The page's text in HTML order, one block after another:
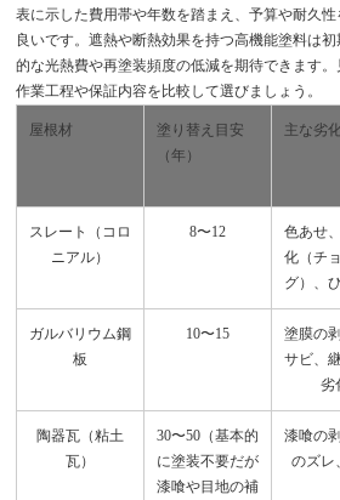
表に示した費用帯や年数を踏まえ、予算や耐久
良いです。遮熱や断熱効果を持つ高機能塗料は
的な光熱費や再塗装頻度の低減を期待できます。
作業工程や保証内容を比較して選びましょう。
屋根材
塗り替え目安
（年）
主な劣
スレート（コロ
ニアル）
8〜12
色あせ
化（チ
グ）、
ガルバリウム鋼
板
10〜15
塗膜の
サビ、
劣
陶器瓦（粘土
瓦）
30〜50（基本的
に塗装不要だが
漆喰や目地の補
漆喰の
のズレ